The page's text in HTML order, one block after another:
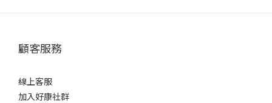
顧客服務
線上客服
加入好康社群